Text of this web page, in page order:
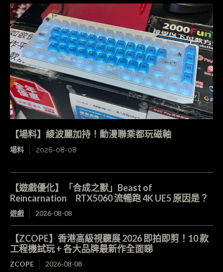
【場料】綾波麗加持！動漫聯乘都玩磁軸
場料 2026-08-08
【遊戲優化】「合成之獸」Beast of
Reincarnation RTX5060 流暢跑 4K UE5 原因是？
遊戲 2026-08-08
【ZCOPE】香港高級視聽展 2026 即拍即剪！10 款
工程機試玩 + 各大品牌最新作全面睇
ZCOPE 2026-08-08